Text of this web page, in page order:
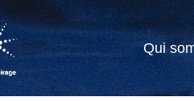
Qui